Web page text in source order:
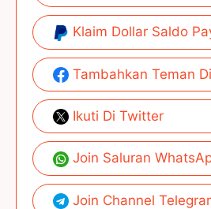
Klaim Dollar Saldo
Tambahkan Teman
Ikuti Di Twitter
Join Saluran
Join Channel